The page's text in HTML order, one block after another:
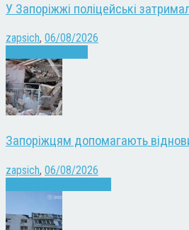
У Запоріжжі поліцейські
zapsich, 06/08/2026
Запоріжцям допомагають
zapsich, 06/08/2026